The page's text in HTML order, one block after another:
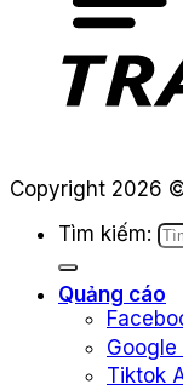
Copyright 2026
Tìm kiếm:
Quảng cáo
Google
Tiktok